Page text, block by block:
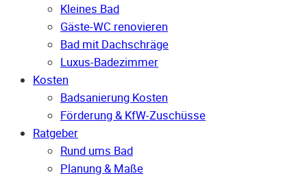
Kleines Bad
Gäste-WC renovieren
Bad mit Dachschräge
Luxus-Badezimmer
Kosten
Badsanierung Kosten
Förderung & KfW-Zuschüsse
Ratgeber
Rund ums Bad
Planung & Maße